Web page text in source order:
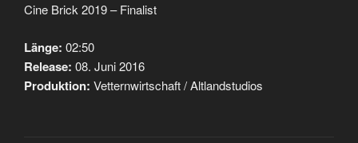
Cine Brick 2019 – Finalist
Länge: 02:50
Release: 08. Juni 2016
Produktion: Vetternwirtschaft / Altlandstudios